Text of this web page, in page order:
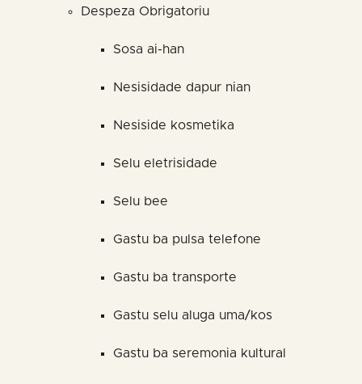
Despeza Obrigatoriu
Sosa ai-han
Nesisidade dapur nian
Nesiside kosmetika
Selu eletrisidade
Selu bee
Gastu ba pulsa telefone
Gastu ba transporte
Gastu selu aluga uma/kos
Gastu ba seremonia kultural